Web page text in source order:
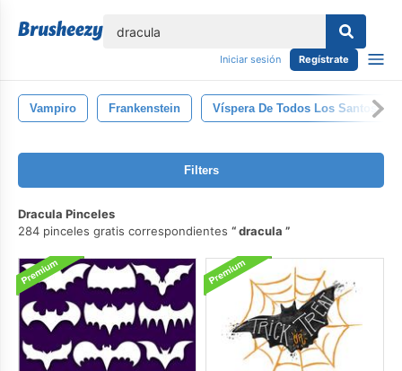
Iniciar sesión Regístrate
Vampiro Frankenstein Víspera De Todos Los Santos
Filters
Dracula Pinceles
284 pinceles gratis correspondientes
dracula